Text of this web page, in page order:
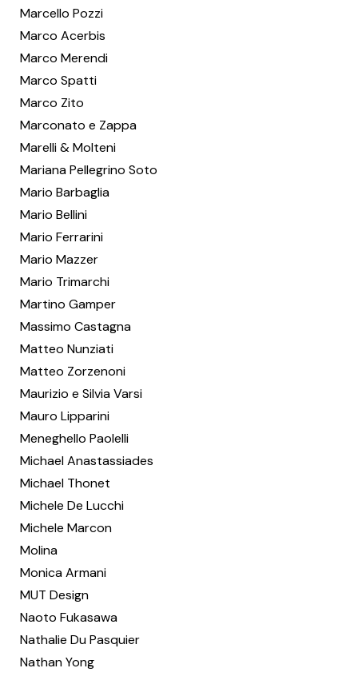
Marcello Pozzi
Marco Acerbis
Marco Merendi
Marco Spatti
Marco Zito
Marconato e Zappa
Marelli & Molteni
Mariana Pellegrino Soto
Mario Barbaglia
Mario Bellini
Mario Ferrarini
Mario Mazzer
Mario Trimarchi
Martino Gamper
Massimo Castagna
Matteo Nunziati
Matteo Zorzenoni
Maurizio e Silvia Varsi
Mauro Lipparini
Meneghello Paolelli
Michael Anastassiades
Michael Thonet
Michele De Lucchi
Michele Marcon
Molina
Monica Armani
MUT Design
Naoto Fukasawa
Nathalie Du Pasquier
Nathan Yong